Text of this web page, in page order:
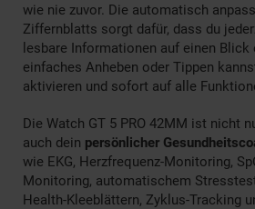
wie nie zuvor. Die automatisch
Ziffernblatts sorgt dafür, dass du
lesbare Informationen auf einen Blick
einfaches Anheben oder Tippen
aktivieren und sofort auf alle
Die Watch GT 5 PRO 42MM ist nicht
auch dein persönlicher
wie EKG, Herzfrequenz-Monitoring,
Monitoring, automatischem
Health-Kleeblättern, Zyklus-Tracking